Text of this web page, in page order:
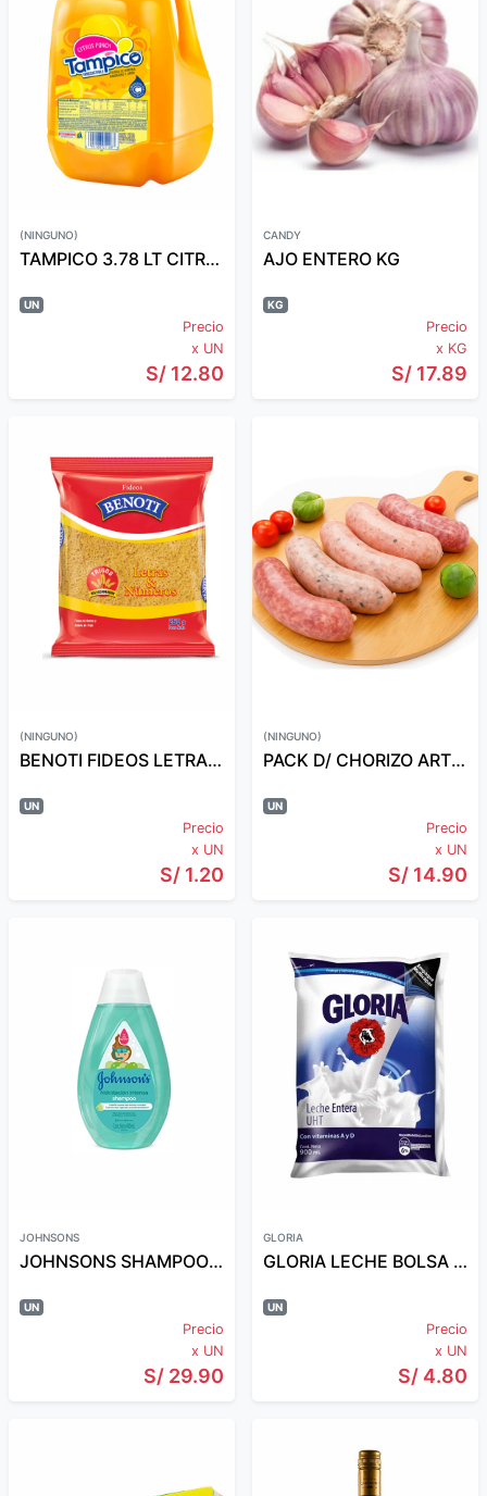
(NINGUNO)
TAMPICO 3.78 LT CITRUS
UN
Precio
x UN
S/ 12.80
CANDY
AJO ENTERO KG
KG
Precio
x KG
S/ 17.89
(NINGUNO)
BENOTI FIDEOS LETRAS/NUMEROS 250GR
UN
Precio
x UN
S/ 1.20
(NINGUNO)
PACK D/ CHORIZO ARTESANAL CANDY X 5 UND
UN
Precio
x UN
S/ 14.90
JOHNSONS
JOHNSONS SHAMPOO 400 ML HIDRAT/INTENSA
UN
Precio
x UN
S/ 29.90
GLORIA
GLORIA LECHE BOLSA AZUL 900 ML
UN
Precio
x UN
S/ 4.80